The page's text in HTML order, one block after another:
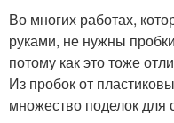
Во многих работах,
руками, не нужны
потому как это тоже
Из пробок от
множество поделок